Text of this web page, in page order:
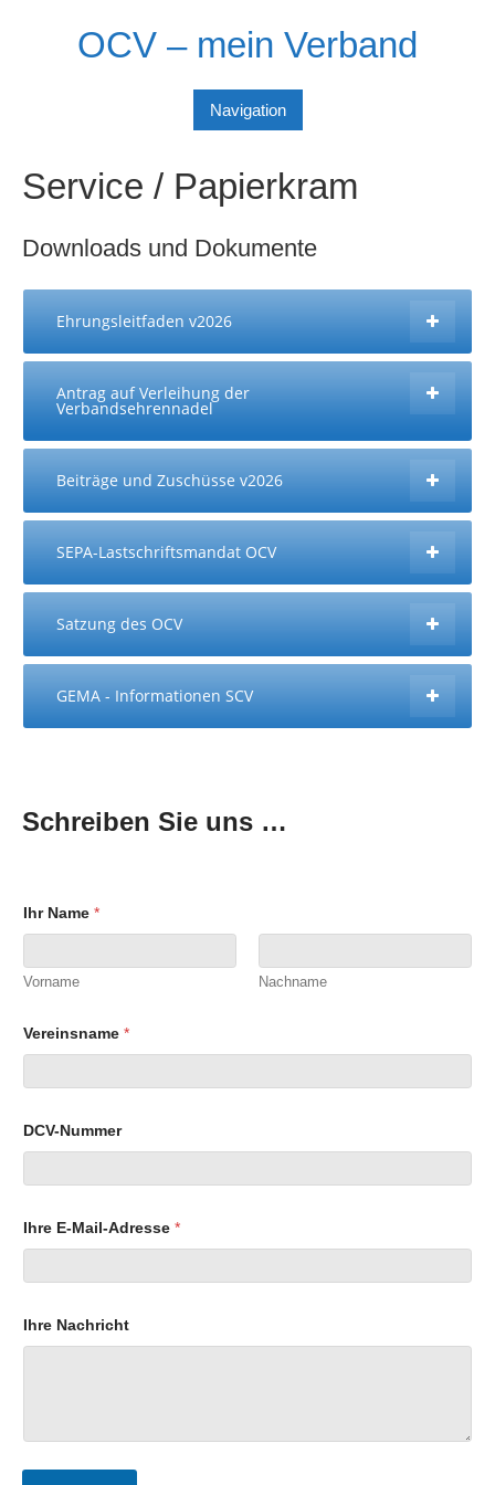
OCV – mein Verband
Navigation
Service / Papierkram
Downloads und Dokumente
Ehrungsleitfaden v2026
Antrag auf Verleihung der
Verbandsehrennadel
Beiträge und Zuschüsse v2026
SEPA-Lastschriftsmandat OCV
Satzung des OCV
GEMA - Informationen SCV
Schreiben Sie uns …
Ihr Name *
Vorname Nachname
Vereinsname *
DCV-Nummer
Ihre E-Mail-Adresse *
Ihre Nachricht